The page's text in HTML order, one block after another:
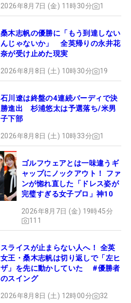
2026年8月7日 (金) 11時30分 1
桑木志帆の優勝に「もう到達しない
んじゃないか」 全英帰りの永井花
奈が受け止めた現実
2026年8月8日 (土) 10時30分 19
石川遼は終盤の4連続バーディで決
勝進出 杉浦悠太は予選落ち/米男
子下部
2026年8月8日 (土) 10時33分 1
ゴルフウェアとは一味違うギ
ャップにノックアウト！ ファ
ンが惚れ直した「ドレス姿が
完璧すぎる女子プロ」神10
2026年8月7日 (金) 19時45分
111
スライスが止まらない人へ！ 全英
女王・桑木志帆は切り返しで「左ヒ
ザ」を先に動かしていた #優勝者
のスイング
2026年8月8日 (土) 12時00分 32